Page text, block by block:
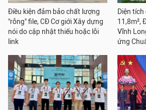
Điều kiện đảm bảo chất lượng
"rỗng" file, CĐ Cơ giới Xây dựng
nói do cập nhật thiếu hoặc lỗi
link
Diện
11,8m²,
Vĩnh
ứng